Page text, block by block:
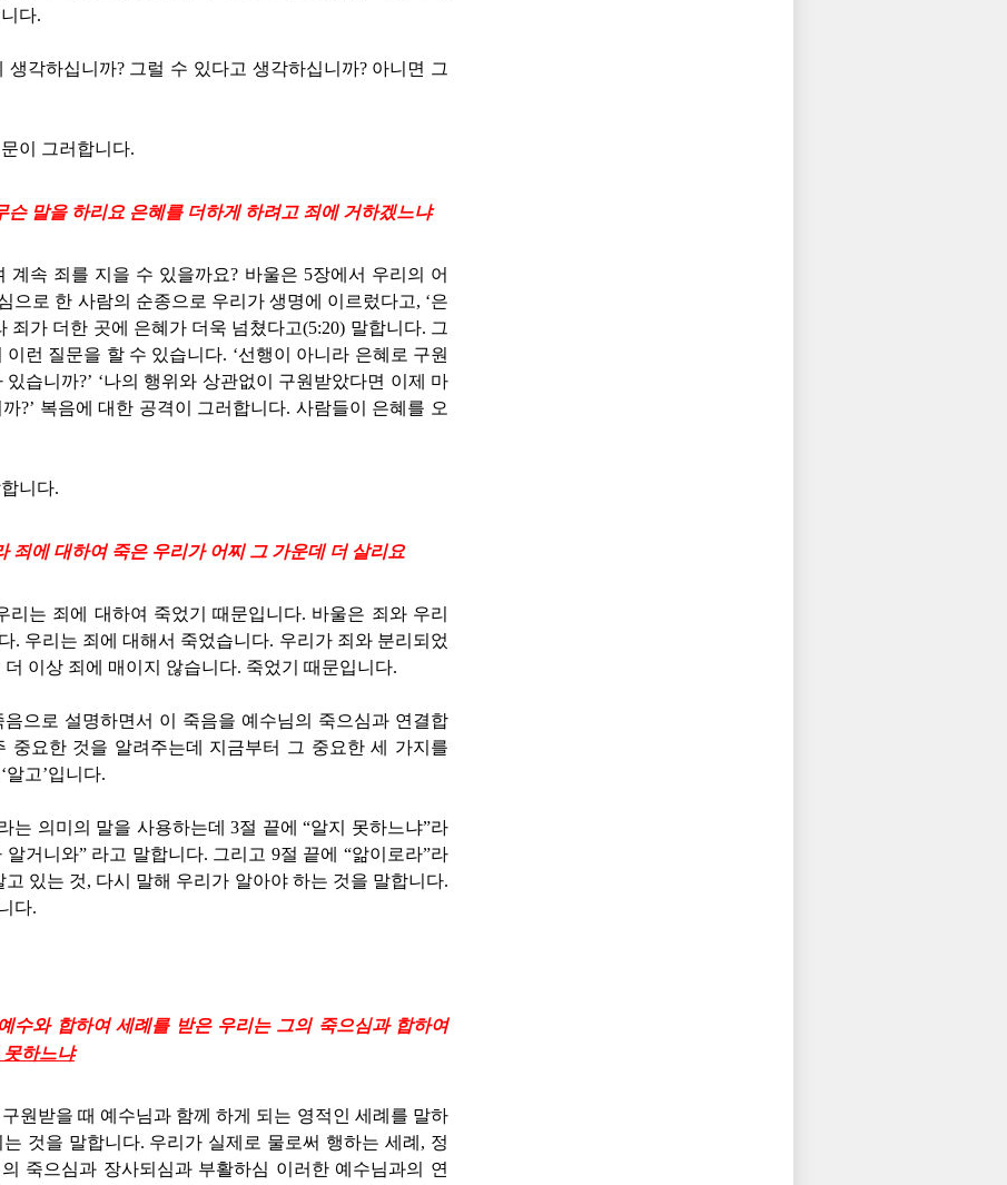
다.
각하십니까? 그럴 수 있다고 생각하십니까? 아니면 그
이 그러합니다.
슨 말을 하리요 은혜를 더하게 하려고 죄에 거하겠느냐
계속 죄를 지을 수 있을까요? 바울은 5장에서 우리의 어
으로 한 사람의 순종으로 우리가 생명에 이르렀다고, ‘은
죄가 더한 곳에 은혜가 더욱 넘쳤다고(5:20) 말합니다. 그
런 질문을 할 수 있습니다. ‘선행이 아니라 은혜로 구원
습니까?’ ‘나의 행위와 상관없이 구원받았다면 이제 마
?’ 복음에 대한 공격이 그러합니다. 사람들이 은혜를 오
니다.
죄에 대하여 죽은 우리가 어찌 그 가운데 더 살리요
리는 죄에 대하여 죽었기 때문입니다. 바울은 죄와 우리
. 우리는 죄에 대해서 죽었습니다. 우리가 죄와 분리되었
이상 죄에 매이지 않습니다. 죽었기 때문입니다.
으로 설명하면서 이 죽음을 예수님의 죽으심과 연결합
중요한 것을 알려주는데 지금부터 그 중요한 세 가지를
고’입니다.
는 의미의 말을 사용하는데 3절 끝에 “알지 못하느냐”라
거니와” 라고 말합니다. 그리고 9절 끝에 “앎이로라”라
있는 것, 다시 말해 우리가 알아야 하는 것을 말합니다.
다.
수와 합하여 세례를 받은 우리는 그의 죽으심과 합하여
못하느냐
원받을 때 예수님과 함께 하게 되는 영적인 세례를 말하
것을 말합니다. 우리가 실제로 물로써 행하는 세례, 정
죽으심과 장사되심과 부활하심 이러한 예수님과의 연